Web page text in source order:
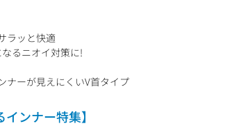
ラッと快適
るニオイ対策に!
ナーが見えにくいV首タイプ
ンナー特集】